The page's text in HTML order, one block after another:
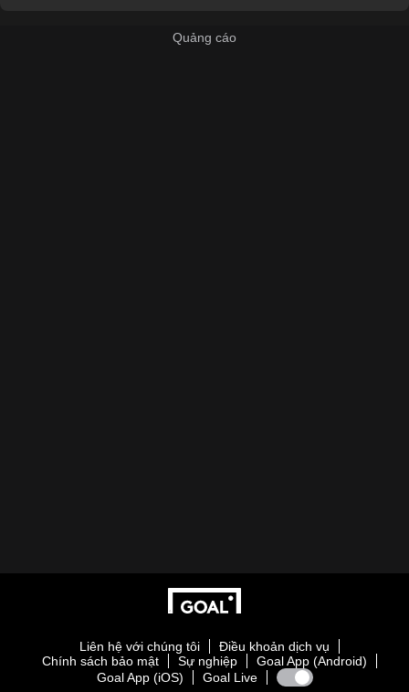
Liên hệ với chúng tôi
Điều khoản dịch vụ
Chính sách bảo mật
Sự nghiệp
Goal App (Android)
Goal App (iOS)
Goal Live